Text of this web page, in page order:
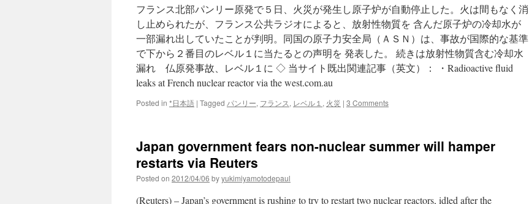
フランス北部パンリー原発で５日、火災が発生し原子炉が自動停止した。火は間もなく消
し止められたが、フランス公共ラジオによると、放射性物質を 含んだ原子炉の冷却水が
一部漏れ出していたことが判明。同国の原子力安全局（ＡＳＮ）は、事故が国際的な基準
で下から２番目のレベル１に当たるとの声明を 発表した。 続きは放射性物質含む冷却水
漏れ 仏原発事故、レベル１に ◇ 当サイト既出関連記事（英文）： ・Radioactive fluid
leaks at French nuclear reactor via the west.com.au
Posted in *日本語 | Tagged パンリー, フランス, レベル１ , 火災 | 3 Comments
Japan government fears non-nuclear summer will hamper
restarts via Reuters
Posted on 2012/04/06 byyukimiyamotodepaul
(Reuters) – Japan’s government is rushing to try to restart two nuclear reactors, idled after the